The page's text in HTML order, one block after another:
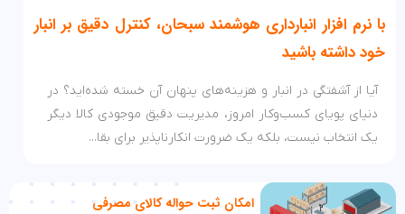
با نرم افزار انبارداری هوشمند سبحان، کنترل دقیق بر انبار
خود داشته باشید
آیا از آشفتگی در انبار و هزینه‌های پنهان آن خسته شده‌اید؟ در
دنیای پویای کسب‌وکار امروز، مدیریت دقیق موجودی کالا دیگر
یک انتخاب نیست، بلکه یک ضرورت انکارناپذیر برای بقا...
امکان ثبت حواله کالای مصرفی